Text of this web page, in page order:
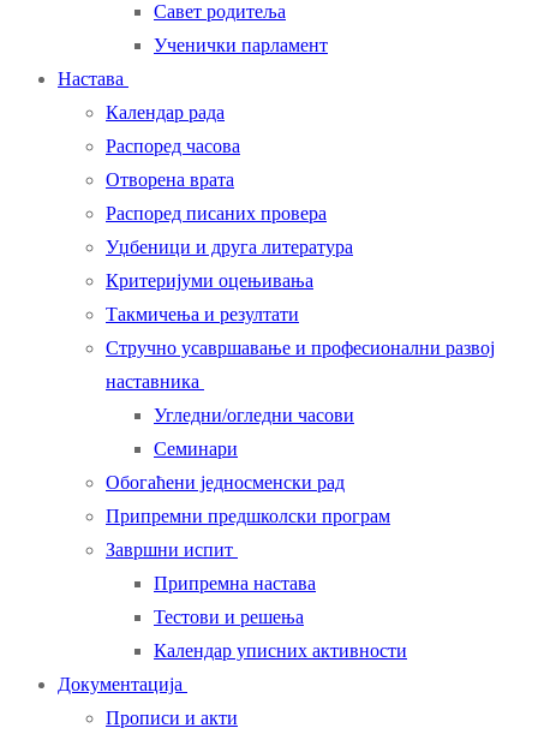
Савет родитеља
Ученички парламент
Настава
Календар рада
Распоред часова
Отворена врата
Распоред писаних провера
Уџбеници и друга литература
Критеријуми оцењивања
Такмичења и резултати
Стручно усавршавање и професионални развој
наставника
Угледни/огледни часови
Семинари
Обогаћени једносменски рад
Припремни предшколски програм
Завршни испит
Припремна настава
Тестови и решења
Календар уписних активности
Документација
Прописи и акти